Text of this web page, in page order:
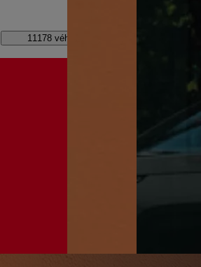
11178 véhicules disponibles